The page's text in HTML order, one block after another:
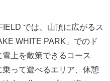
では、山頂に広がるス
WHITE PARK」でのド
上を散策できるコース
って遊べるエリア、休憩